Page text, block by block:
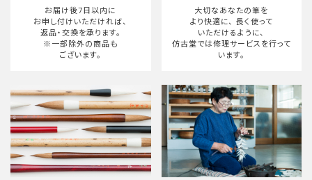
お届け後7日以内に
お申し付けいただければ、
返品・交換を承ります。
※一部除外の商品も
ございます。
大切なあなたの筆を
より快適に、 長く使って
いただけるように、
仿古堂では修理サービスを行って
います。